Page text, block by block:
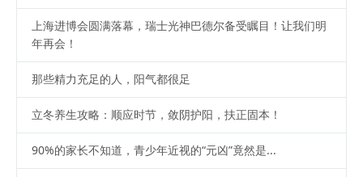
上海进博会圆满落幕，瑞士光神巴德尔备受瞩目！让我们明
年再会！
那些精力充足的人，阳气都很足
立冬养生攻略：顺应时节，敛阴护阳，扶正固本！
90%的家长不知道，青少年近视的“元凶”竟然是...